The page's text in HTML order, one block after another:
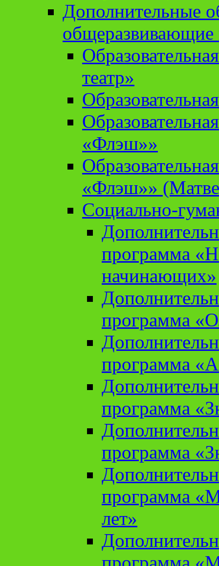
Дополнительные
театр»
«Флэш»»
«Флэш»»
Социально-
программа
начинающих»
программа
программа
программа
программа
программа
лет»